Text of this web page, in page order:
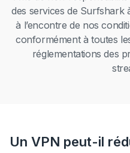
des services de Surfshark
à l’encontre de nos
conformément à toutes
réglementations des
Un VPN peut-il